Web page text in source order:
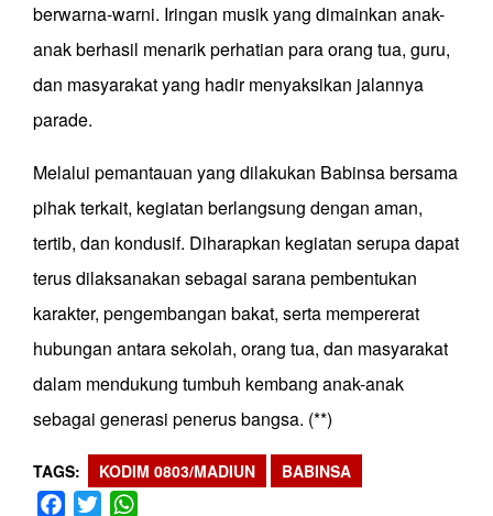
berwarna-warni. Iringan musik yang dimainkan anak-
anak berhasil menarik perhatian para orang tua, guru,
dan masyarakat yang hadir menyaksikan jalannya
parade.
Melalui pemantauan yang dilakukan Babinsa bersama
pihak terkait, kegiatan berlangsung dengan aman,
tertib, dan kondusif. Diharapkan kegiatan serupa dapat
terus dilaksanakan sebagai sarana pembentukan
karakter, pengembangan bakat, serta mempererat
hubungan antara sekolah, orang tua, dan masyarakat
dalam mendukung tumbuh kembang anak-anak
sebagai generasi penerus bangsa. (**)
TAGS KODIM 0803/MADIUN BABINSA
Facebook
Twitter